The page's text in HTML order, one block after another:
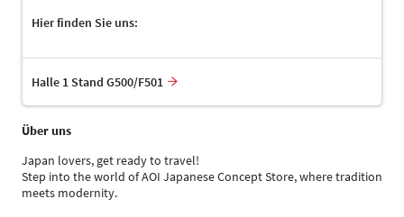
Hier finden Sie uns:
Halle 1 Stand G500/F501
Über uns
Japan lovers, get ready to travel!
Step into the world of AOI Japanese Concept Store, where tradition
meets modernity.